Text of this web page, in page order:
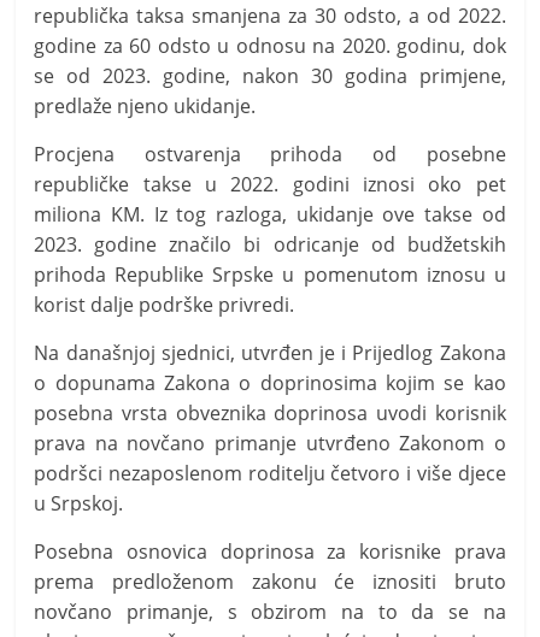
republička taksa smanjena za 30 odsto, a od 2022.
godine za 60 odsto u odnosu na 2020. godinu, dok
se od 2023. godine, nakon 30 godina primjene,
predlaže njeno ukidanje.
Procjena ostvarenja prihoda od posebne
republičke takse u 2022. godini iznosi oko pet
miliona KM. Iz tog razloga, ukidanje ove takse od
2023. godine značilo bi odricanje od budžetskih
prihoda Republike Srpske u pomenutom iznosu u
korist dalje podrške privredi.
Na današnjoj sjednici, utvrđen je i Prijedlog Zakona
o dopunama Zakona o doprinosima kojim se kao
posebna vrsta obveznika doprinosa uvodi korisnik
prava na novčano primanje utvrđeno Zakonom o
podršci nezaposlenom roditelju četvoro i više djece
u Srpskoj.
Posebna osnovica doprinosa za korisnike prava
prema predloženom zakonu će iznositi bruto
novčano primanje, s obzirom na to da se na